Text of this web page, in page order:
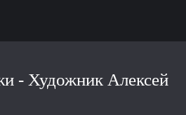
- Художник Алексей